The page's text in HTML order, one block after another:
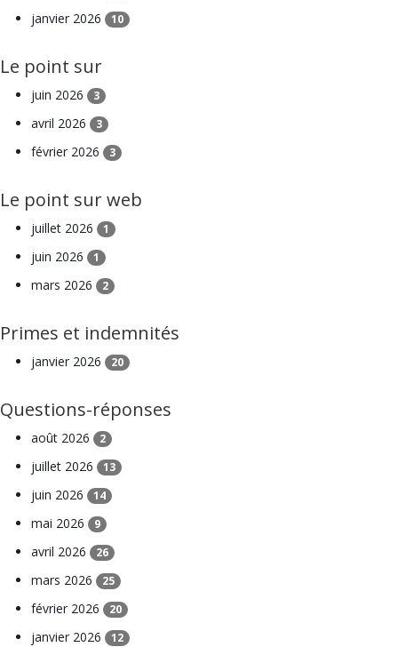
janvier 2026 10
Le point sur
juin 2026 3
avril 2026 3
février 2026 3
Le point sur web
juillet 2026 1
juin 2026 1
mars 2026 2
Primes et indemnités
janvier 2026 20
Questions-réponses
août 2026 2
juillet 2026 13
juin 2026 14
mai 2026 9
avril 2026 26
mars 2026 25
février 2026 20
janvier 2026 12